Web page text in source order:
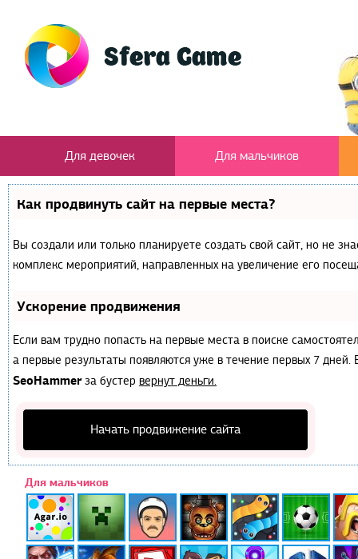
Для девочек Для мальчиков
Как продвинуть сайт на первые места?
Вы создали или только планируете создать свой сайт, но не
комплекс мероприятий, направленных на увеличение его
Ускорение продвижения
Если вам трудно попасть на первые места в поиске
а первые результаты появляются уже в течение первых 7
SeoHammerза бустер вернут деньги.
Начать продвижение сайта
Для мальчиков